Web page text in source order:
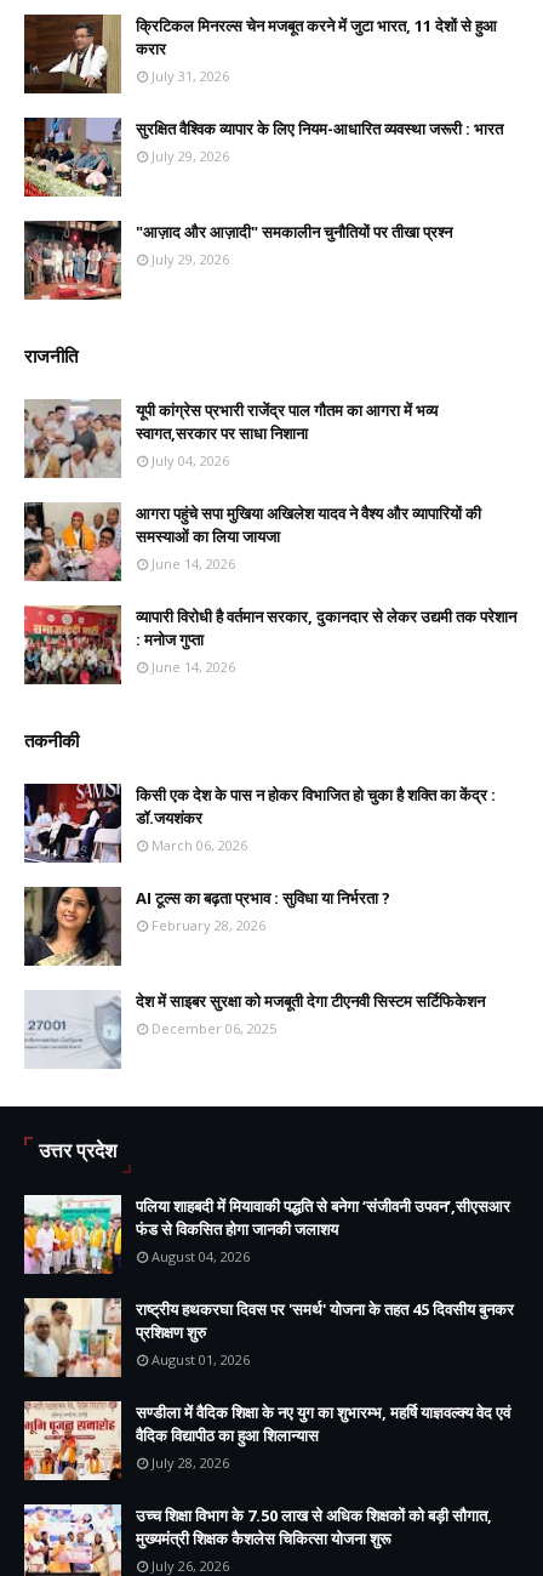
क्रिटिकल मिनरल्स चेन मजबूत करने में जुटा भारत, 11 देशों से हुआ
करार
July 31, 2026
सुरक्षित वैश्विक व्यापार के लिए नियम-आधारित व्यवस्था जरूरी : भारत
July 29, 2026
"आज़ाद और आज़ादी" समकालीन चुनौतियों पर तीखा प्रश्न
July 29, 2026
राजनीति
यूपी कांग्रेस प्रभारी राजेंद्र पाल गौतम का आगरा में भव्य
स्वागत,सरकार पर साधा निशाना
July 04, 2026
आगरा पहुंचे सपा मुखिया अखिलेश यादव ने वैश्य और व्यापारियों की
समस्याओं का लिया जायजा
June 14, 2026
व्यापारी विरोधी है वर्तमान सरकार, दुकानदार से लेकर उद्यमी तक परेशान
: मनोज गुप्ता
June 14, 2026
तकनीकी
किसी एक देश के पास न होकर विभाजित हो चुका है शक्ति का केंद्र :
डॉ.जयशंकर
March 06, 2026
AI टूल्स का बढ़ता प्रभाव : सुविधा या निर्भरता ?
February 28, 2026
देश में साइबर सुरक्षा को मजबूती देगा टीएनवी सिस्टम सर्टिफिकेशन
December 06, 2025
उत्तर प्रदेश
पलिया शाहबदी में मियावाकी पद्धति से बनेगा ‘संजीवनी उपवन’,सीएसआर
फंड से विकसित होगा जानकी जलाशय
August 04, 2026
राष्ट्रीय हथकरघा दिवस पर 'समर्थ' योजना के तहत 45 दिवसीय बुनकर
प्रशिक्षण शुरु
August 01, 2026
सण्डीला में वैदिक शिक्षा के नए युग का शुभारम्भ, महर्षि याज्ञवल्क्य वेद एवं
वैदिक विद्यापीठ का हुआ शिलान्यास
July 28, 2026
उच्च शिक्षा विभाग के 7.50 लाख से अधिक शिक्षकों को बड़ी सौगात,
मुख्यमंत्री शिक्षक कैशलेस चिकित्सा योजना शुरू
July 26, 2026